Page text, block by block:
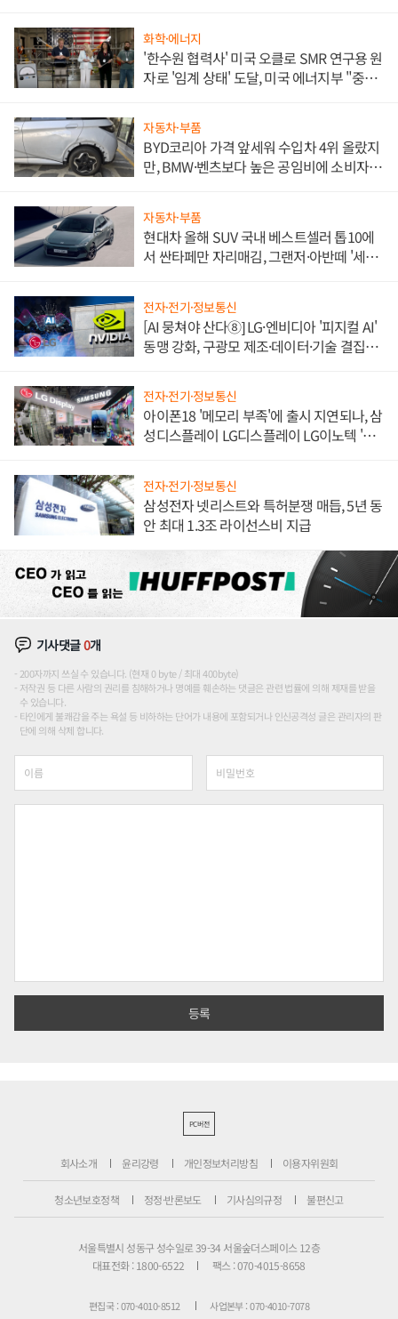
화학·에너지
'한수원 협력사' 미국 오클로 SMR 연구용 원
자로 '임계 상태' 도달, 미국 에너지부 "중요
자동차·부품
BYD코리아 가격 앞세워 수입차 4위 올랐지
만, BMW·벤츠보다 높은 공임비에 소비자
자동차·부품
현대차 올해 SUV 국내 베스트셀러 톱10에
서 싼타페만 자리매김, 그랜저·아반떼 '세단
전자·전기·정보통신
[AI 뭉쳐야 산다⑧] LG·엔비디아 '피지컬 AI'
동맹 강화, 구광모 제조·데이터·기술 결집
전자·전기·정보통신
아이폰18 '메모리 부족'에 출시 지연되나, 삼
성디스플레이 LG디스플레이 LG이노텍 '탈
전자·전기·정보통신
삼성전자 넷리스트와 특허분쟁 매듭, 5년 동
안 최대 1.3조 라이선스비 지급
기사댓글0개
200자까지 쓰실 수 있습니다. (현재 0 byte / 최대 400byte)
저작권 등 다른 사람의 권리를 침해하거나 명예를 훼손하는 댓글은 관련 법률에 의해 제재를 받을
수 있습니다.
타인에게 불쾌감을 주는 욕설 등 비하하는 단어가 내용에 포함되거나 인신공격성 글은 관리자의 판
단에 의해 삭제 합니다.
PC버전
회사소개 윤리강령 개인정보처리방침 이용자위원회
청소년보호정책 정정·반론보도 기사심의규정 불편신고
서울특별시 성동구 성수일로 39-34 서울숲더스페이스 12층
대표전화 : 1800-6522
팩스 : 070-4015-8658
편집국 : 070-4010-8512
사업본부 : 070-4010-7078